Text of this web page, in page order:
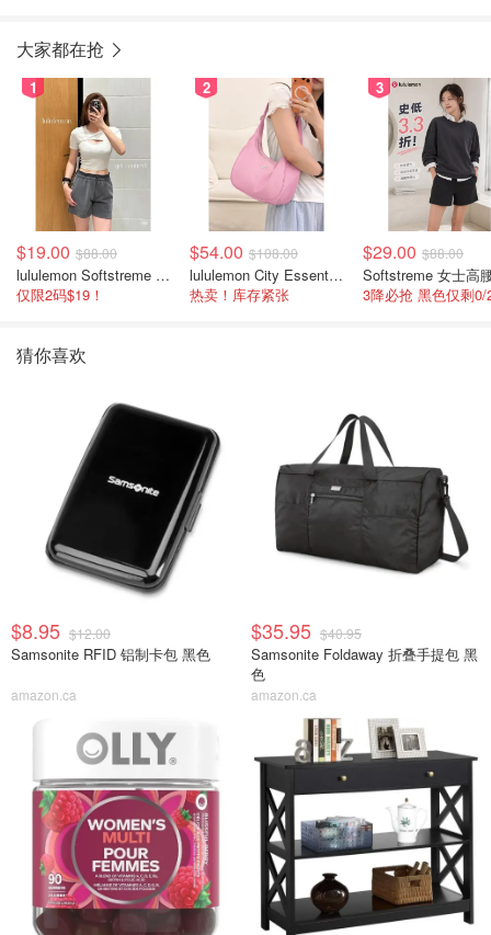
大家都在抢
1
$19.00 $88.00
lululemon Softstreme 女士高腰短裤 10cm
仅限2码$19！
2
$54.00 $108.00
lululemon City Essentials 肩背包 4L
热卖！库存紧张
3
$29.00 $88.00
猜你喜欢
$8.95 $12.00
Samsonite RFID 铝制卡包 黑色
amazon.ca
$35.95 $40.95
Samsonite Foldaway 折叠手提包 黑
色
amazon.ca